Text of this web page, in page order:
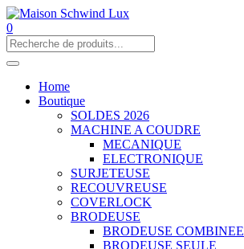
0
Home
Boutique
SOLDES 2026
MACHINE A COUDRE
MECANIQUE
ELECTRONIQUE
SURJETEUSE
RECOUVREUSE
COVERLOCK
BRODEUSE
BRODEUSE COMBINEE
BRODEUSE SEULE